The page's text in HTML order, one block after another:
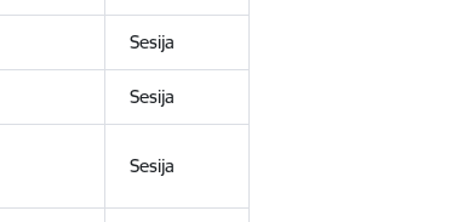
Sesija
Sesija
Sesija